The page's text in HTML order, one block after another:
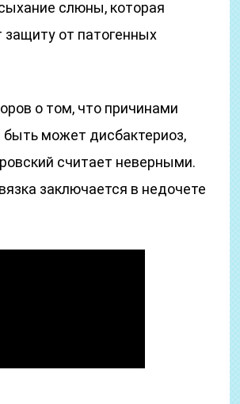
слюны, которая
защиту от патогенных
о том, что причинами
может дисбактериоз,
считает неверными.
заключается в недочете